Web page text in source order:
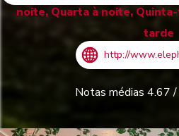
noite, Quarta à noite,
tarde
http://
Notas médias 4.67/